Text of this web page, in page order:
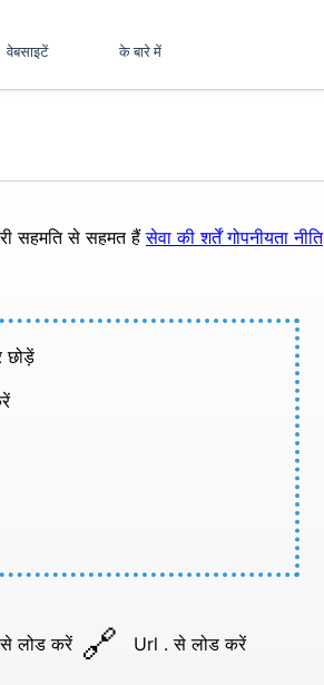
वेबसाइटें के बारे में
सहमति से सहमत हैंसेवा की शर्तेंगोपनीयता नीति
छोड़ें
लोड करें Url . से लोड करें